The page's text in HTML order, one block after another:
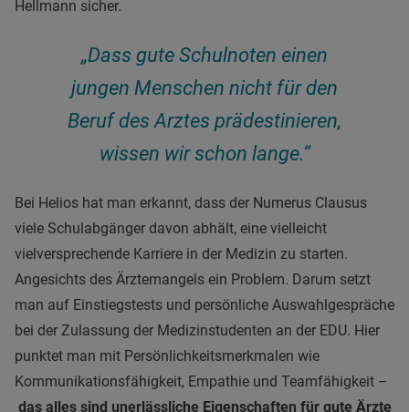
Hellmann sicher.
„Dass gute Schulnoten einen
jungen Menschen nicht für den
Beruf des Arztes prädestinieren,
wissen wir schon lange.“
Bei Helios hat man erkannt, dass der Numerus Clausus
viele Schulabgänger davon abhält, eine vielleicht
vielversprechende Karriere in der Medizin zu starten.
Angesichts des Ärztemangels ein Problem. Darum setzt
man auf Einstiegstests und persönliche Auswahlgespräche
bei der Zulassung der Medizinstudenten an der EDU. Hier
punktet man mit Persönlichkeitsmerkmalen wie
Kommunikationsfähigkeit, Empathie und Teamfähigkeit –
das alles sind unerlässliche Eigenschaften für gute Ärzte